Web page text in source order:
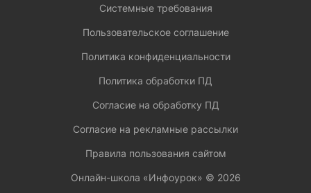
Системные требования
Пользовательское соглашение
Политика конфиденциальности
Политика обработки ПД
Согласие на обработку ПД
Согласие на рекламные рассылки
Правила пользования сайтом
Онлайн-школа «Инфоурок» © 2026